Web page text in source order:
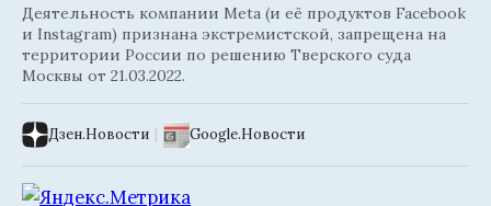
Деятельность компании Meta (и её продуктов Facebook
и Instagram) признана экстремистской, запрещена на
территории России по решению Тверского суда
Москвы от 21.03.2022.
Дзен.Новости | Google.Новости